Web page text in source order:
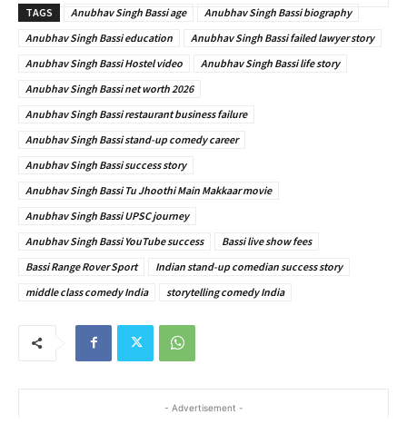
TAGS Anubhav Singh Bassi age
Anubhav Singh Bassi biography
Anubhav Singh Bassi education
Anubhav Singh Bassi failed lawyer story
Anubhav Singh Bassi Hostel video
Anubhav Singh Bassi life story
Anubhav Singh Bassi net worth 2026
Anubhav Singh Bassi restaurant business failure
Anubhav Singh Bassi stand-up comedy career
Anubhav Singh Bassi success story
Anubhav Singh Bassi Tu Jhoothi Main Makkaar movie
Anubhav Singh Bassi UPSC journey
Anubhav Singh Bassi YouTube success
Bassi live show fees
Bassi Range Rover Sport
Indian stand-up comedian success story
middle class comedy India
storytelling comedy India
- Advertisement -